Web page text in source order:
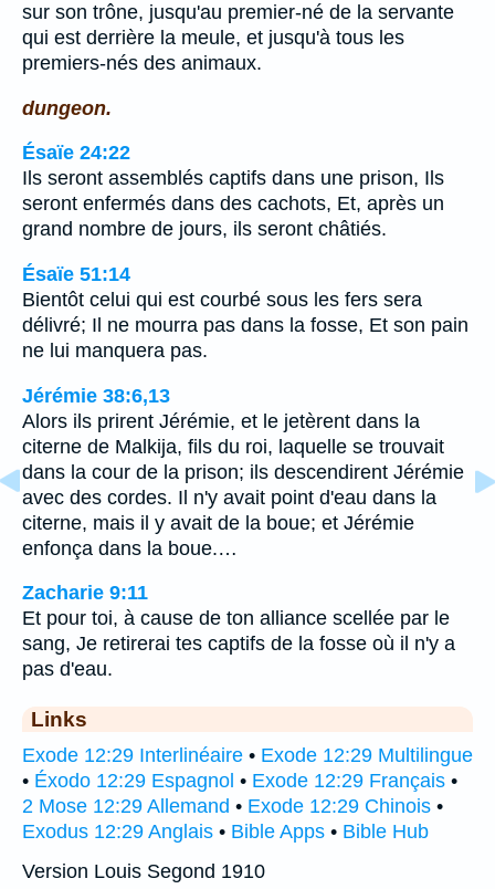
sur son trône, jusqu'au premier-né de la servante
qui est derrière la meule, et jusqu'à tous les
premiers-nés des animaux.
dungeon.
Ésaïe 24:22
Ils seront assemblés captifs dans une prison, Ils
seront enfermés dans des cachots, Et, après un
grand nombre de jours, ils seront châtiés.
Ésaïe 51:14
Bientôt celui qui est courbé sous les fers sera
délivré; Il ne mourra pas dans la fosse, Et son pain
ne lui manquera pas.
Jérémie 38:6,13
Alors ils prirent Jérémie, et le jetèrent dans la
citerne de Malkija, fils du roi, laquelle se trouvait
dans la cour de la prison; ils descendirent Jérémie
avec des cordes. Il n'y avait point d'eau dans la
citerne, mais il y avait de la boue; et Jérémie
enfonça dans la boue.…
Zacharie 9:11
Et pour toi, à cause de ton alliance scellée par le
sang, Je retirerai tes captifs de la fosse où il n'y a
pas d'eau.
Links
Exode 12:29 Interlinéaire • Exode 12:29 Multilingue
• Éxodo 12:29 Espagnol • Exode 12:29 Français •
2 Mose 12:29 Allemand • Exode 12:29 Chinois •
Exodus 12:29 Anglais • Bible Apps • Bible Hub
Version Louis Segond 1910